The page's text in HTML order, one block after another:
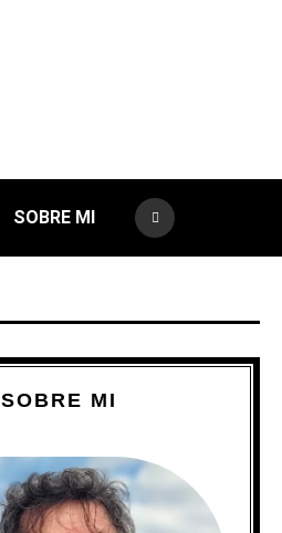
SOBRE MI
SOBRE MI